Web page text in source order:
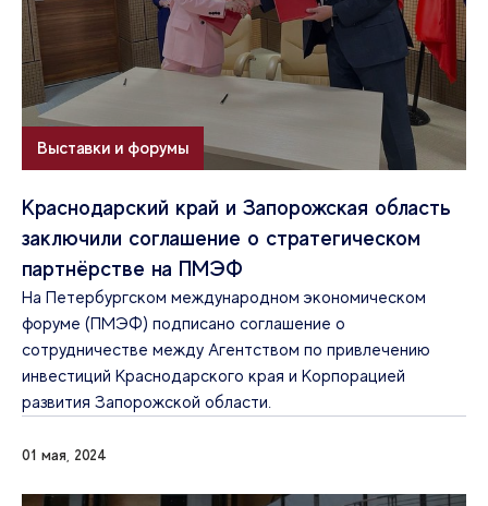
Выставки и форумы
Краснодарский край и Запорожская область
заключили соглашение о стратегическом
партнёрстве на ПМЭФ
На Петербургском международном экономическом
форуме (ПМЭФ) подписано соглашение о
сотрудничестве между Агентством по привлечению
инвестиций Краснодарского края и Корпорацией
развития Запорожской области.
01 мая, 2024